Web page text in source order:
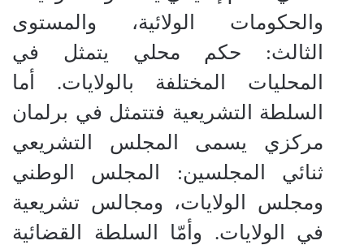
والحكومات الولائية، والمستوى
الثالث: حكم محلي يتمثل في
المحليات المختلفة بالولايات. أما
السلطة التشريعية فتتمثل في برلمان
مركزي يسمى المجلس التشريعي
ثنائي المجلسين: المجلس الوطني
ومجلس الولايات، ومجالس تشريعية
في الولايات. وأمّا السلطة القضائية